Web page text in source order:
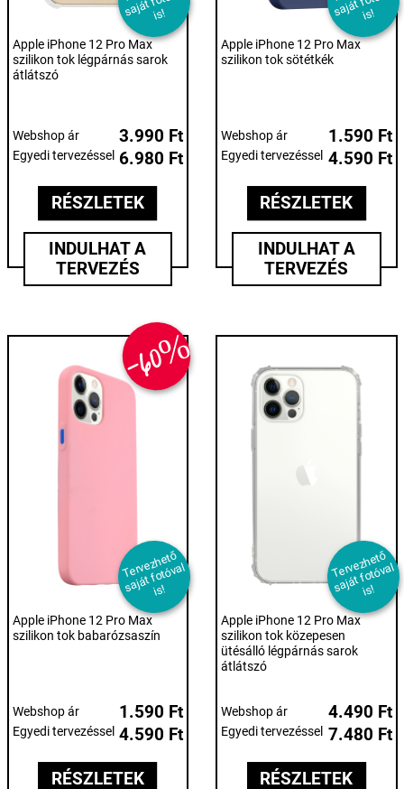
s!
Apple iPhone 12 Pro Max
szilikon tok légpárnás sarok
átlátszó
Webshop ár 3.990 Ft
Egyedi tervezéssel 6.980 Ft
RÉSZLETEK
INDULHAT A
TERVEZÉS
s!
Apple iPhone 12 Pro Max
szilikon tok sötétkék
Webshop ár 1.590 Ft
Egyedi tervezéssel 4.590 Ft
RÉSZLETEK
INDULHAT A
TERVEZÉS
-60%
T
er
v
e
z
h
et
ő
s
aj
át f
ot
ó
v
al
i
s!
Apple iPhone 12 Pro Max
szilikon tok babarózsaszín
Webshop ár 1.590 Ft
Egyedi tervezéssel 4.590 Ft
RÉSZLETEK
T
er
v
e
z
h
et
ő
s
aj
át f
ot
ó
v
al
i
s!
Apple iPhone 12 Pro Max
szilikon tok közepesen
ütésálló légpárnás sarok
átlátszó
Webshop ár 4.490 Ft
Egyedi tervezéssel 7.480 Ft
RÉSZLETEK